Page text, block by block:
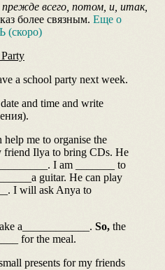
прежде всего, потом, и, итак,
более связным. Еще о
(скоро)
a school party next week.
and time and write
me to organise the
Ilya to bring CDs. He
I am _______ to
guitar. He can play
I will ask Anya to
a____________. So, the
for the meal.
presents for my friends